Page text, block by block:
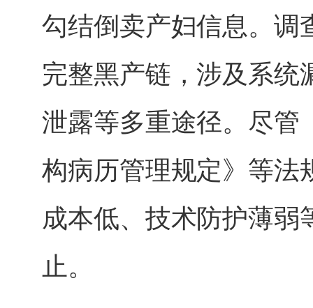
勾结倒卖产妇信息。调
完整黑产链，涉及系统
泄露等多重途径。尽管
构病历管理规定》等法
成本低、技术防护薄弱
止。